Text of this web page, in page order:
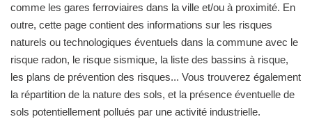
comme les gares ferroviaires dans la ville et/ou à proximité. En
outre, cette page contient des informations sur les risques
naturels ou technologiques éventuels dans la commune avec le
risque radon, le risque sismique, la liste des bassins à risque,
les plans de prévention des risques... Vous trouverez également
la répartition de la nature des sols, et la présence éventuelle de
sols potentiellement pollués par une activité industrielle.